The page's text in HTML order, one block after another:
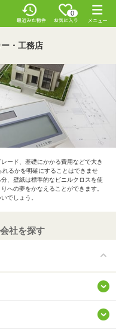
0
・工務店
ード、基礎にかかる費用などで大き
るかを明確にすることはできませ
、壁紙は標準的なビニルクロスを使
への夢をかなえることができます。
でしょう。
社を探す